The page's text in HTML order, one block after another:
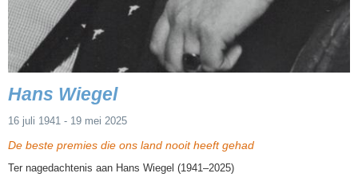
Hans Wiegel
16 juli 1941 - 19 mei 2025
De beste premies die ons land nooit heeft gehad
Ter nagedachtenis aan Hans Wiegel (1941–2025)